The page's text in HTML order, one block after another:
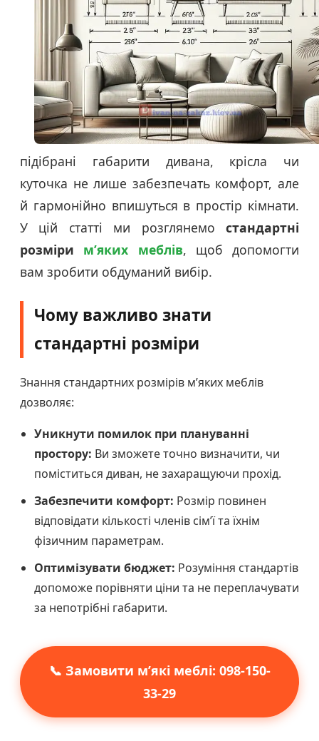
підібрані габарити дивана, крісла чи
куточка не лише забезпечать комфорт, але
й гармонійно впишуться в простір кімнати.
У цій статті ми розглянемо стандартні
розміри м’яких меблів, щоб допомогти
вам зробити обдуманий вибір.
Чому важливо знати
стандартні розміри
Знання стандартних розмірів м’яких меблів
дозволяє:
Уникнути помилок при плануванні
простору: Ви зможете точно визначити, чи
поміститься диван, не захаращуючи прохід.
Забезпечити комфорт: Розмір повинен
відповідати кількості членів сім’ї та їхнім
фізичним параметрам.
Оптимізувати бюджет: Розуміння стандартів
допоможе порівняти ціни та не переплачувати
за непотрібні габарити.
📞 Замовити м’які меблі: 098-150-
33-29